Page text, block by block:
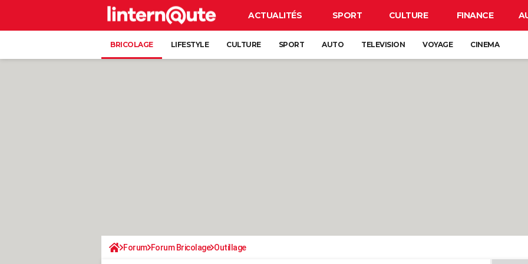
ACTUALITÉS SPORT CULTURE FINANCE
BRICOLAGE LIFESTYLE CULTURE SPORT AUTO TELEVISION VOYAGE CINEMA
Forum Forum Bricolage Outillage